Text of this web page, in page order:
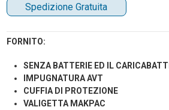
Spedizione Gratuita
FORNITO:
SENZA BATTERIE ED IL
IMPUGNATURA AVT
CUFFIA DI PROTEZIONE
VALIGETTA MAKPAC